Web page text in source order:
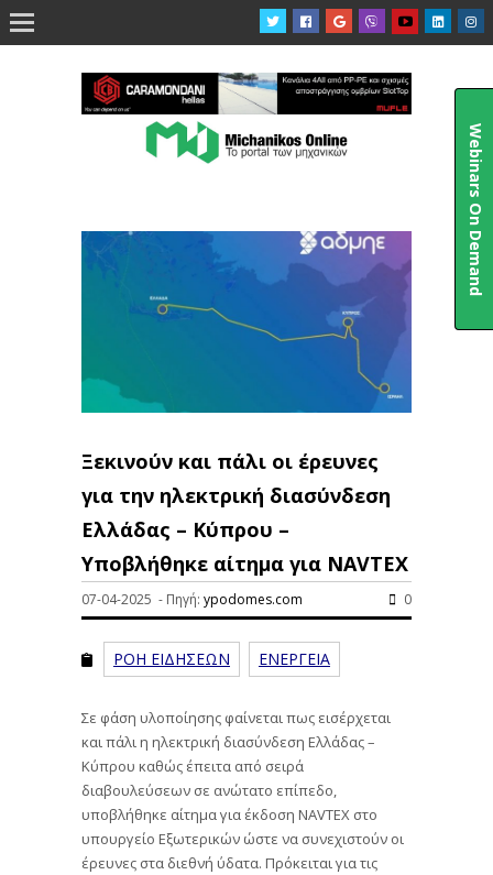

Ξεκινούν και πάλι οι έρευνες
για την ηλεκτρική διασύνδεση
Ελλάδας – Κύπρου –
Υποβλήθηκε αίτημα για NAVTEX
07-04-2025 - Πηγή: ypodomes.com 0
ΡΟΗ ΕΙΔΗΣΕΩΝ ΕΝΕΡΓΕΙΑ
Σε φάση υλοποίησης φαίνεται πως εισέρχεται
και πάλι η ηλεκτρική διασύνδεση Ελλάδας –
Κύπρου καθώς έπειτα από σειρά
διαβουλεύσεων σε ανώτατο επίπεδο,
υποβλήθηκε αίτημα για έκδοση NAVTEX στο
υπουργείο Εξωτερικών ώστε να συνεχιστούν οι
έρευνες στα διεθνή ύδατα. Πρόκειται για τις
Webinars On Demand